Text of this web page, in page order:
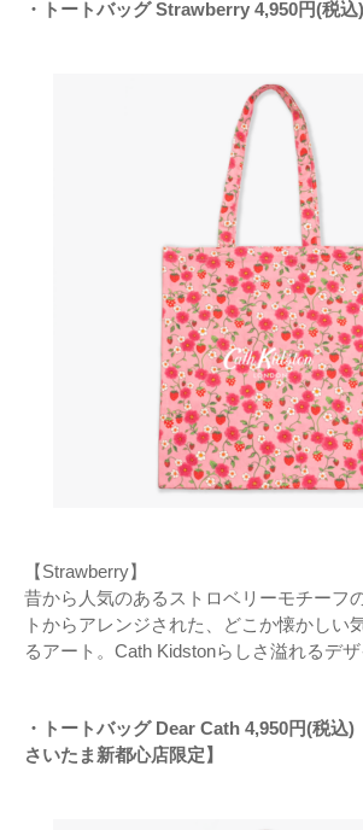
・トートバッグ Strawberry 4,950円(税込
【Strawberry】
昔から人気のあるストロベリーモチーフ
トからアレンジされた、どこか懐かしい
るアート。Cath Kidstonらしさ溢れるデザ
・トートバッグ Dear Cath 4,950円(税込)
さいたま新都心店限定】